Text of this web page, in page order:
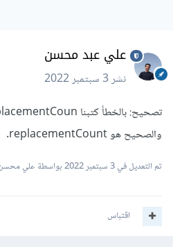
علي عبد محسن
نشر3 سبتمبر 2022
والصحيح هو replacementCount.
تم التعديل في3 سبتمبر 2022 بواسطة علي محسن
اقتباس